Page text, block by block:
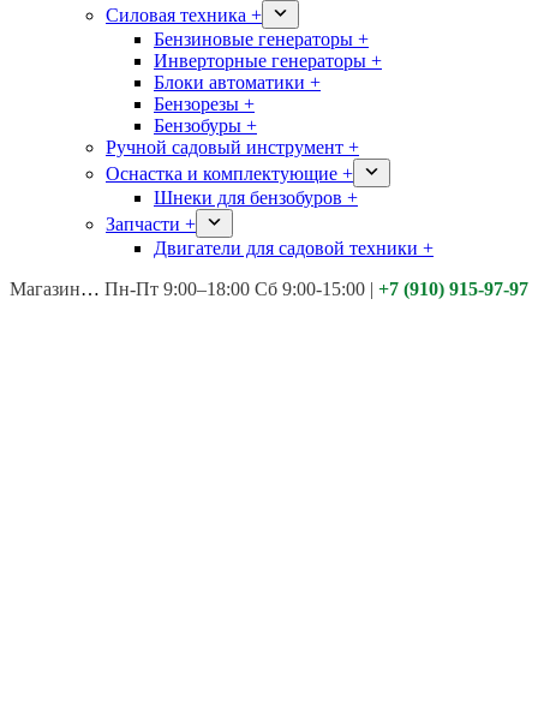
Силовая техника +
Бензиновые генераторы +
Инверторные генераторы +
Блоки автоматики +
Бензорезы +
Бензобуры +
Ручной садовый инструмент +
Оснастка и комплектующие +
Шнеки для бензобуров +
Запчасти +
Двигатели для садовой техники +
Магазины: Калуга ул. Московская д.113
Пн-Пт 9:00–18:00 Сб 9:00-15:00 | +7 (910) 915-97-97